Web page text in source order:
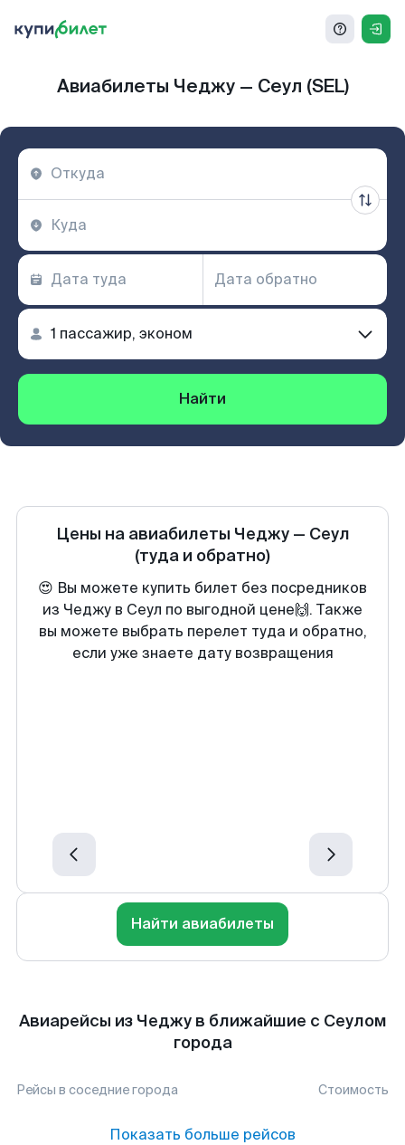
Авиабилеты Чеджу — Сеул (SEL)
Найти
Цены на авиабилеты Чеджу— Сеул
(туда и обратно)
😍 Вы можете купить билет без посредников
из Чеджу в Сеул по выгодной цене🙌. Также
вы можете выбрать перелет туда и обратно,
если уже знаете дату возвращения
Найти авиабилеты
Авиарейсы из Чеджу в ближайшие с Сеулом
города
Рейсы в соседние города Стоимость
Показать больше рейсов